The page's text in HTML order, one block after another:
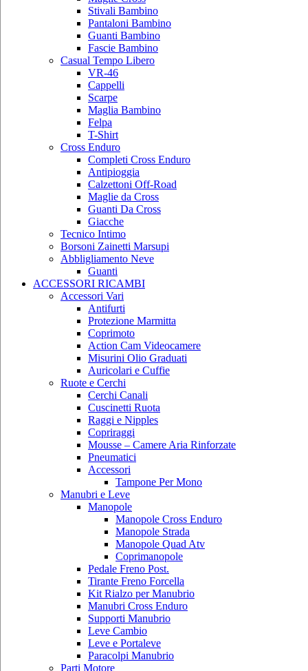
Stivali Bambino
Pantaloni Bambino
Guanti Bambino
Fascie Bambino
Casual Tempo Libero
VR-46
Cappelli
Scarpe
Maglia Bambino
Felpa
T-Shirt
Cross Enduro
Completi Cross Enduro
Antipioggia
Calzettoni Off-Road
Maglie da Cross
Guanti Da Cross
Giacche
Tecnico Intimo
Borsoni Zainetti Marsupi
Abbligliamento Neve
Guanti
ACCESSORI RICAMBI
Accessori Vari
Antifurti
Protezione Marmitta
Coprimoto
Action Cam Videocamere
Misurini Olio Graduati
Auricolari e Cuffie
Ruote e Cerchi
Cerchi Canali
Cuscinetti Ruota
Raggi e Nipples
Copriraggi
Mousse – Camere Aria Rinforzate
Pneumatici
Accessori
Tampone Per Mono
Manubri e Leve
Manopole
Manopole Cross Enduro
Manopole Strada
Manopole Quad Atv
Coprimanopole
Pedale Freno Post.
Tirante Freno Forcella
Kit Rialzo per Manubrio
Manubri Cross Enduro
Supporti Manubrio
Leve Cambio
Leve e Portaleve
Paracolpi Manubrio
Parti Motore